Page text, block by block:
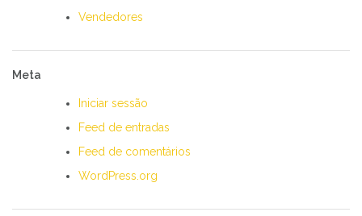
Vendedores
Meta
Iniciar sessão
Feed de entradas
Feed de comentários
WordPress.org